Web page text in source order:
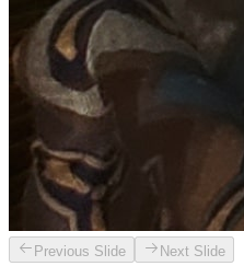
Previous Slide Next Slide